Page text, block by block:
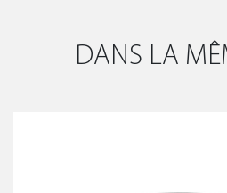
DANS LA